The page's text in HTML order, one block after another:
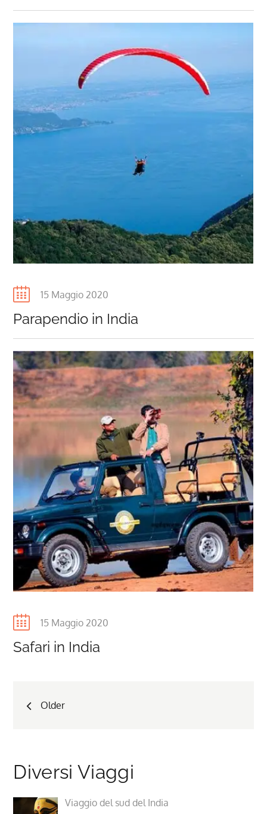
Posted
15 Maggio 2020
Parapendio in India
Posted
on
15 Maggio 2020
Safari in India
Navigazione
Older
Diversi Viaggi
Viaggio del sud del India